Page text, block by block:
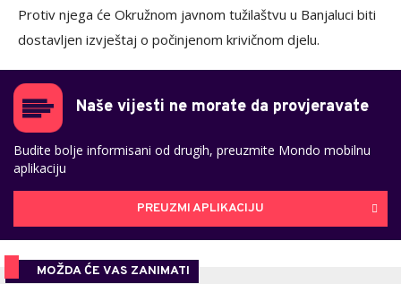
Protiv njega će Okružnom javnom tužilaštvu u Banjaluci biti
dostavljen izvještaj o počinjenom krivičnom djelu.
Naše vijesti ne morate da provjeravate
Budite bolje informisani od drugih, preuzmite Mondo mobilnu
aplikaciju
PREUZMI APLIKACIJU
MOŽDA ĆE VAS ZANIMATI